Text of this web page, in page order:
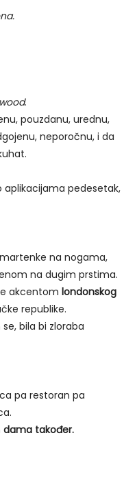
.
pouzdanu, urednu,
neporočnu, i da
aplikacijama pedesetak,
na nogama,
na dugim prstima.
akcentom londonskog
republike.
bila bi zloraba
pa restoran pa
dama također.